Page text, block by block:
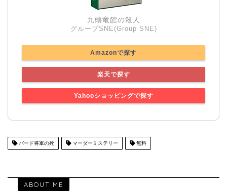
九頭竜館の殺人
グループSNE(Group SNE)
Amazonで探す
楽天で探す
Yahooショッピングで探す
バード将軍の死 マーダーミステリー 無料
ABOUT ME